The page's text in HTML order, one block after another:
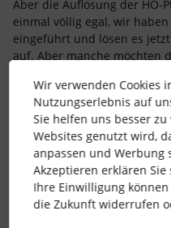
Aber die Auflösung der
einmal völlig egal, wir
eingeführt und lösen es
auf. Aber manche möchten
Denn das soziale Gefüge
Mitarbeiterinnen habe ich
richtig gesehen, da sie nur
Telefonat das persönliche
kann.
So habe ich es übrigens
Bewerbungsgesprächen
Wir verwenden Cookies
Nutzungserlebnis auf
Sie helfen uns besser
Websites genutzt wird,
anpassen und Werbung
Akzeptieren erklären
Ihre Einwilligung
die Zukunft widerrufen